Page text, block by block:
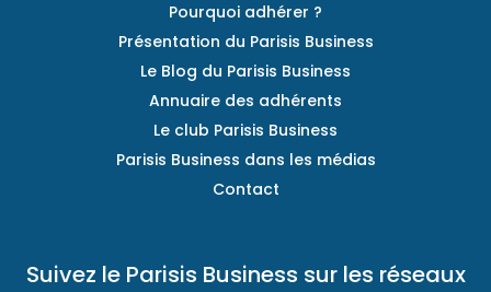
Pourquoi adhérer ?
Présentation du Parisis Business
Le Blog du Parisis Business
Annuaire des adhérents
Le club Parisis Business
Parisis Business dans les médias
Contact
Suivez le Parisis Business sur les réseaux